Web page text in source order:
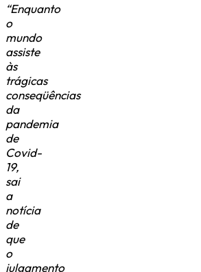
“Enquanto
o
mundo
assiste
às
trágicas
conseqüências
da
pandemia
de
Covid-
19,
sai
a
notícia
de
que
o
julgamento